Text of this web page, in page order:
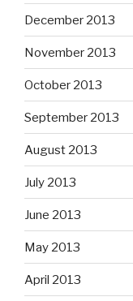
December 2013
November 2013
October 2013
September 2013
August 2013
July 2013
June 2013
May 2013
April 2013